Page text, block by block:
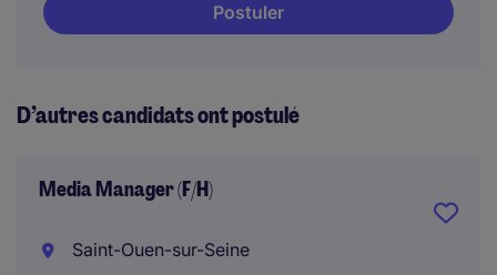
Postuler
D’autres candidats ont postulé
Media Manager (F/H)
Saint-Ouen-sur-Seine